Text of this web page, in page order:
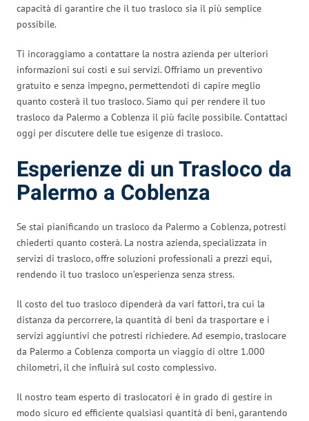
capacità di garantire che il tuo trasloco sia il più semplice
possibile.
Ti incoraggiamo a contattare la nostra azienda per ulteriori
informazioni sui costi e sui servizi. Offriamo un preventivo
gratuito e senza impegno, permettendoti di capire meglio
quanto costerà il tuo trasloco. Siamo qui per rendere il tuo
trasloco da Palermo a Coblenza il più facile possibile. Contattaci
oggi per discutere delle tue esigenze di trasloco.
Esperienze di un Trasloco da
Palermo a Coblenza
Se stai pianificando un trasloco da Palermo a Coblenza, potresti
chiederti quanto costerà. La nostra azienda, specializzata in
servizi di trasloco, offre soluzioni professionali a prezzi equi,
rendendo il tuo trasloco un’esperienza senza stress.
Il costo del tuo trasloco dipenderà da vari fattori, tra cui la
distanza da percorrere, la quantità di beni da trasportare e i
servizi aggiuntivi che potresti richiedere. Ad esempio, traslocare
da Palermo a Coblenza comporta un viaggio di oltre 1.000
chilometri, il che influirà sul costo complessivo.
Il nostro team esperto di traslocatori è in grado di gestire in
modo sicuro ed efficiente qualsiasi quantità di beni, garantendo